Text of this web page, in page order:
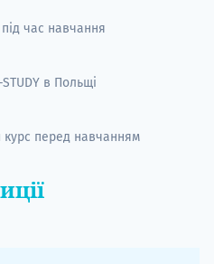
час навчання
в Польщі
перед навчанням